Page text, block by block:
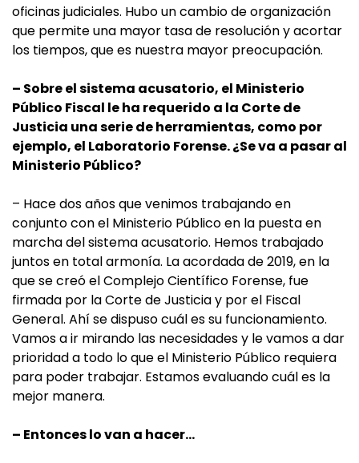
oficinas judiciales. Hubo un cambio de organización
que permite una mayor tasa de resolución y acortar
los tiempos, que es nuestra mayor preocupación.
– Sobre el sistema acusatorio, el Ministerio
Público Fiscal le ha requerido a la Corte de
Justicia una serie de herramientas, como por
ejemplo, el Laboratorio Forense. ¿Se va a pasar al
Ministerio Público?
– Hace dos años que venimos trabajando en
conjunto con el Ministerio Público en la puesta en
marcha del sistema acusatorio. Hemos trabajado
juntos en total armonía. La acordada de 2019, en la
que se creó el Complejo Científico Forense, fue
firmada por la Corte de Justicia y por el Fiscal
General. Ahí se dispuso cuál es su funcionamiento.
Vamos a ir mirando las necesidades y le vamos a dar
prioridad a todo lo que el Ministerio Público requiera
para poder trabajar. Estamos evaluando cuál es la
mejor manera.
– Entonces lo van a hacer…